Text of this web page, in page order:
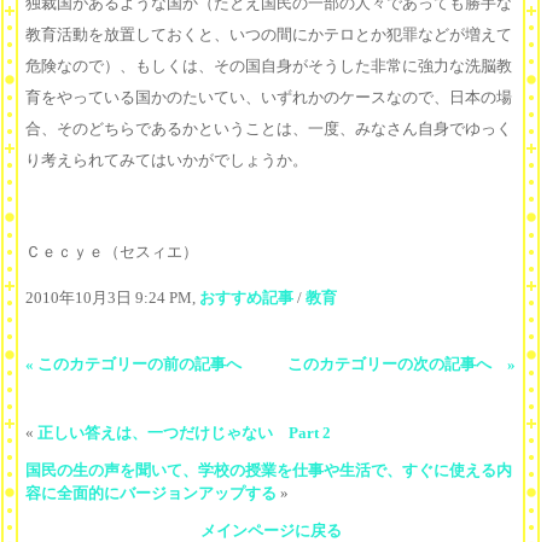
教育活動を放置しておくと、いつの間にかテロとか犯罪などが増えて
危険なので）、もしくは、その国自身がそうした非常に強力な洗脳教
育をやっている国かのたいてい、いずれかのケースなので、日本の場
合、そのどちらであるかということは、一度、みなさん自身でゆっく
り考えられてみてはいかがでしょうか。
Ｃｅｃｙｅ（セスィエ）
2010年10月3日 9:24 PM, おすすめ記事 / 教育
« このカテゴリーの前の記事へ このカテゴリーの次の記事へ »
« 正しい答えは、一つだけじゃない Part 2
国民の生の声を聞いて、学校の授業を仕事や生活で、すぐに使える内
容に全面的にバージョンアップする »
メインページに戻る